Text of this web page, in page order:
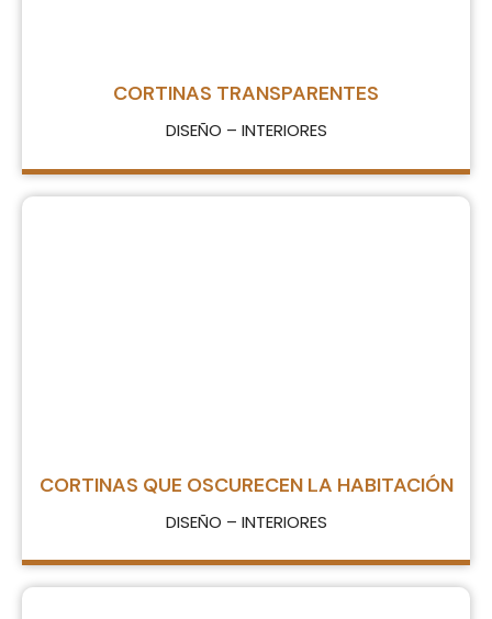
CORTINAS TRANSPARENTES
DISEÑO – INTERIORES
CORTINAS QUE OSCURECEN LA HABITACIÓN
DISEÑO – INTERIORES